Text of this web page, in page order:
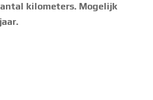
kilometers. Mogelijk